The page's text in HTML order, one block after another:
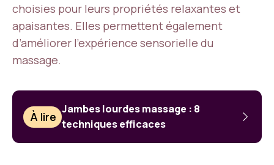
choisies pour leurs propriétés relaxantes et
apaisantes. Elles permettent également
d’améliorer l’expérience sensorielle du
massage.
À lire
Jambes lourdes massage : 8
techniques efficaces